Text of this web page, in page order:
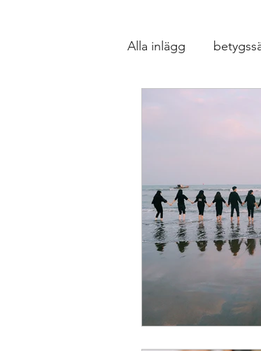
Alla inlägg
Design av
Inkludering
Relationellt och